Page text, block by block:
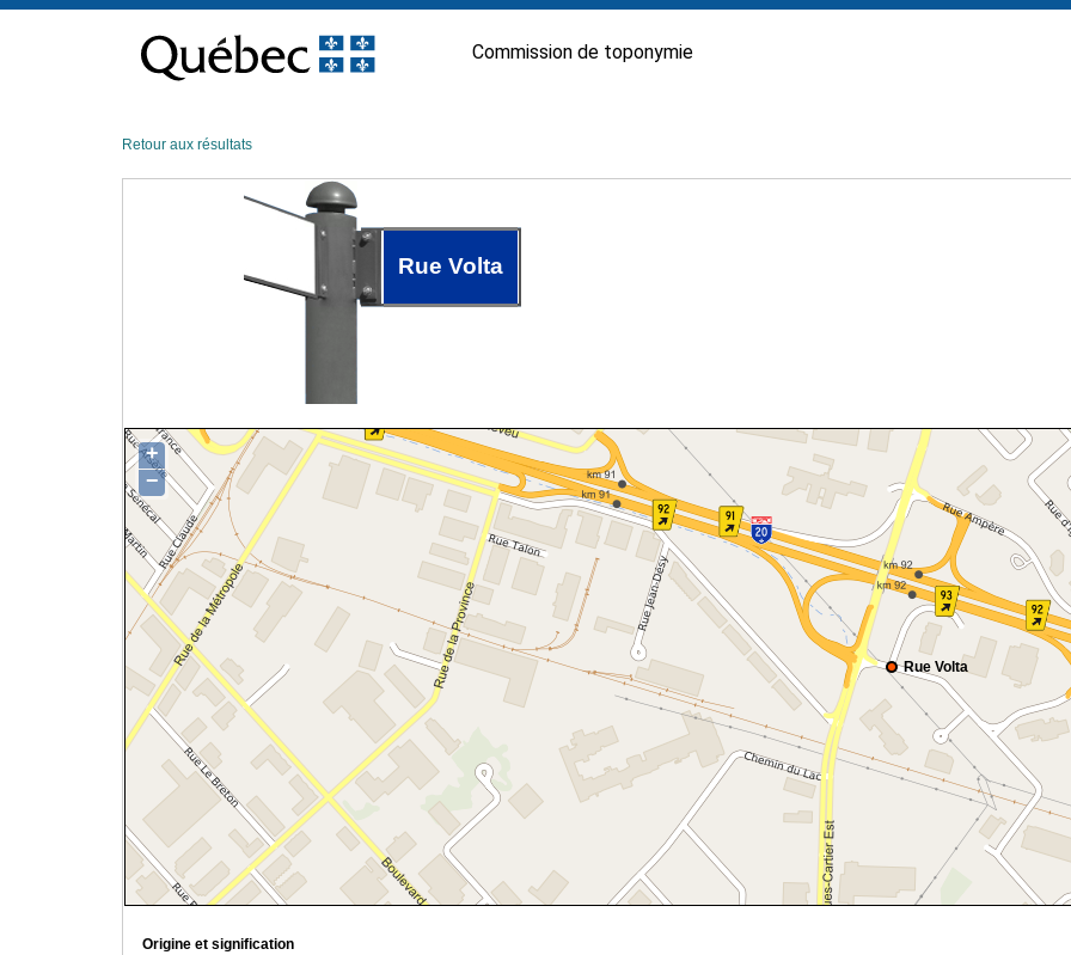
contenu
Commission de toponymie
Retour aux résultats
Rue Volta
Rue Volta
+
−
Origine et signification